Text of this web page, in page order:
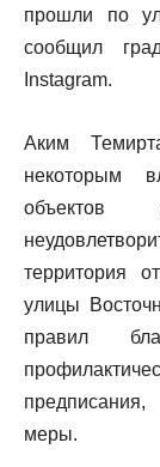
прошли по
сообщил
Instagram.
Аким
некоторым
территория
улицы
правил
меры.